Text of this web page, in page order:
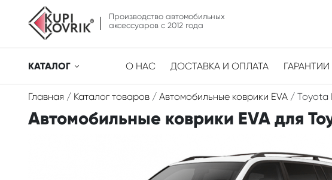
Производство автомобильных
аксессуаров с 2012 года
КАТАЛОГ О НАС ДОСТАВКА И ОПЛАТА ГАРАНТИИ
Главная / Каталог товаров / Автомобильные коврики EVA / Toyota
Автомобильные коврики EVA для